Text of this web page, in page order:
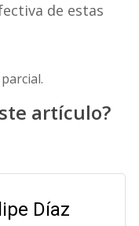
de estas
artículo?
Díaz